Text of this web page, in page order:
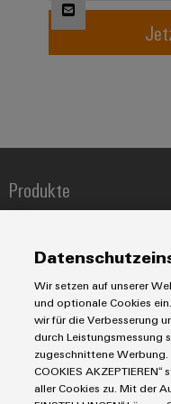
Produkte
Koppelrelais
Leiterplattensteckverbinder
Markierungssysteme
Reihenklemmen
Stromversorgungen
Industrial IoT
Industrial Security
Single Pair Ethernet
Smart Metering
SNAP IN Anschlusstechnologie
Service
Connectivity Consulting
eShop / Digitale
Engineering-Daten
Industrien
Datencenter
Wir setzen auf unserer
und optionale Cookies
wir für die Verbesserung
durch Leistungsmessung
zugeschnittene Werbung.
COOKIES
aller Cookies zu. Mit der